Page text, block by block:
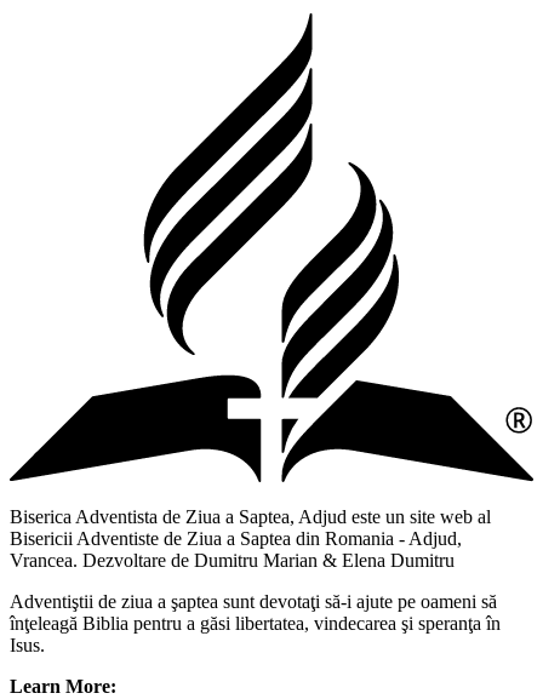
Biserica Adventista de Ziua a Saptea, Adjud este un site web al
Bisericii Adventiste de Ziua a Saptea din Romania - Adjud,
Vrancea. Dezvoltare de Dumitru Marian & Elena Dumitru
Adventiştii de ziua a şaptea sunt devotaţi să-i ajute pe oameni să
înţeleagă Biblia pentru a găsi libertatea, vindecarea şi speranţa în
Isus.
Learn More: